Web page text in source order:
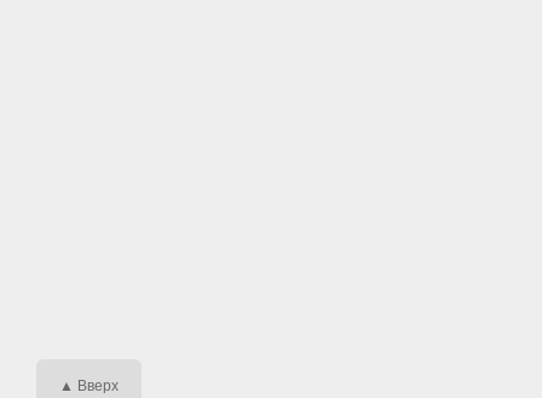
▲ Вверх